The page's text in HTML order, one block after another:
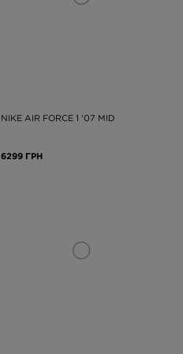
NIKE AIR FORCE 1 '07 MID
6299 ГРН